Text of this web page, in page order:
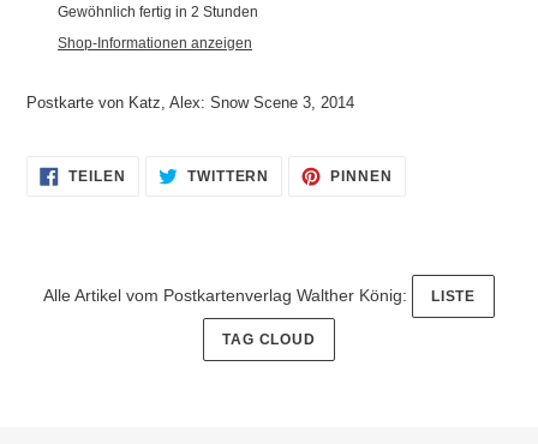
Gewöhnlich fertig in 2 Stunden
Shop-Informationen anzeigen
Postkarte von Katz, Alex: Snow Scene 3, 2014
TEILEN
FACEBOOK
TWITTERN AUF
TWITTER
PINNEN
Alle Artikel vom Postkartenverlag Walther König: LISTE
TAG CLOUD